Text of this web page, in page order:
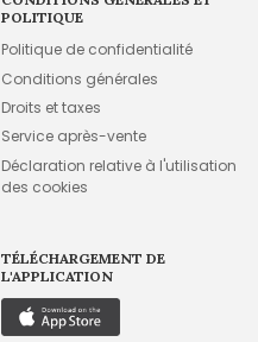
POLITIQUE
Politique de confidentialité
Conditions générales
Droits et taxes
Service après-vente
Déclaration relative à l'utilisation
des cookies
TÉLÉCHARGEMENT DE
L'APPLICATION